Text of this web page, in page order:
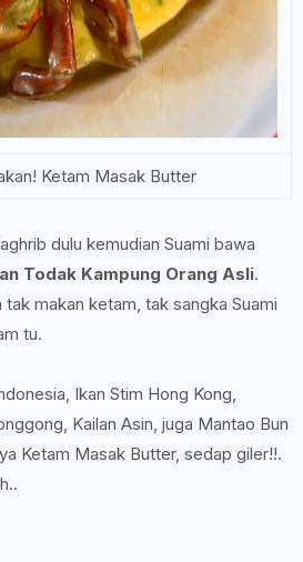
Ketam Masak Butter
dulu kemudian Suami bawa
Todak Kampung Orang Asli.
makan ketam, tak sangka Suami
tu.
Ikan Stim Hong Kong,
Kailan Asin, juga Mantao Bun
Ketam Masak Butter, sedap giler!!.